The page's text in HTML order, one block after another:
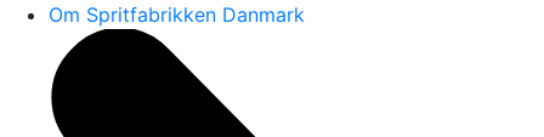
Om Spritfabrikken Danmark